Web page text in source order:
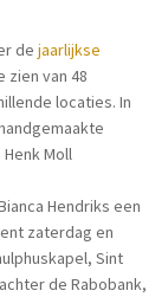
de jaarlijkse
zien van 48
locaties. In
Moll
Hendriks een
zaterdag en
Sint
de Rabobank,